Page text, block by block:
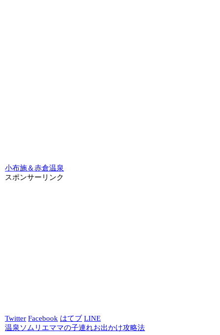
小布施＆赤倉温泉
スポンサーリンク
Twitter Facebook はてブ LINE
温泉ソムリエママの子連れお出かけ攻略法